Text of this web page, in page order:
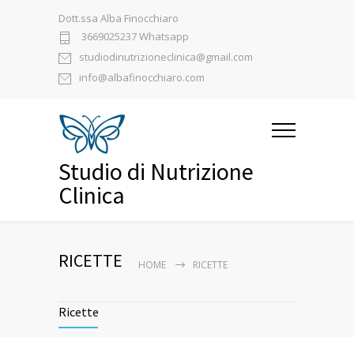
Dott.ssa Alba Finocchiaro
3669025237 Whatsapp
studiodinutrizioneclinica@gmail.com
info@albafinocchiaro.com
Studio di Nutrizione
Clinica
RICETTE HOME RICETTE
Ricette